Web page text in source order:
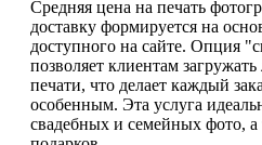
Средняя цена на печать
доставку формируется на
доступного на сайте. Опция
позволяет клиентам
печати, что делает каждый
особенным. Эта услуга
свадебных и семейных фото,